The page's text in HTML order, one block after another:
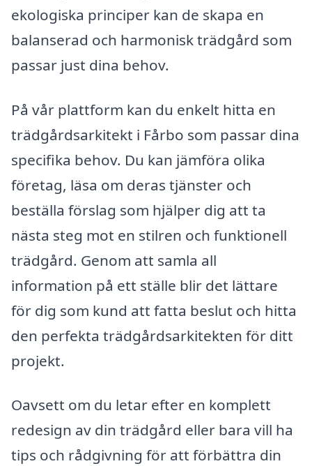
ekologiska principer kan de skapa en
balanserad och harmonisk trädgård som
passar just dina behov.
På vår plattform kan du enkelt hitta en
trädgårdsarkitekt i Fårbo som passar dina
specifika behov. Du kan jämföra olika
företag, läsa om deras tjänster och
beställa förslag som hjälper dig att ta
nästa steg mot en stilren och funktionell
trädgård. Genom att samla all
information på ett ställe blir det lättare
för dig som kund att fatta beslut och hitta
den perfekta trädgårdsarkitekten för ditt
projekt.
Oavsett om du letar efter en komplett
redesign av din trädgård eller bara vill ha
tips och rådgivning för att förbättra din